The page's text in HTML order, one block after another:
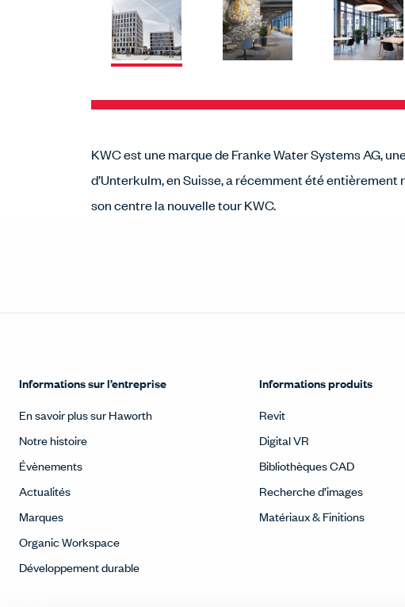
KWC est une marque de Franke Water Systems AG,
d’Unterkulm, en Suisse, a récemment été
son centre la nouvelle tour KWC.
Informations sur l’entreprise
En savoir plus sur Haworth
Notre histoire
Évènements
Actualités
Marques
Organic Workspace
Développement durable
Informations produits
Revit
Digital VR
Bibliothèques CAD
Recherche d’images
Matériaux & Finitions